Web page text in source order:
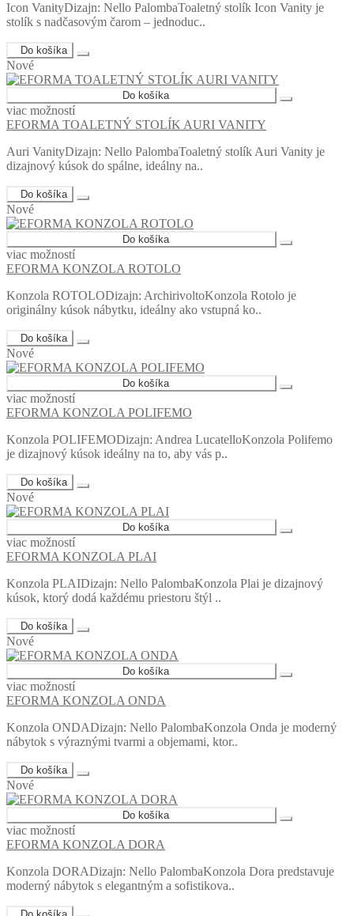
Icon VanityDizajn: Nello PalombaToaletný stolík Icon Vanity je
stolík s nadčasovým čarom – jednoduc..
Do košíka
Nové
Do košíka
viac možností
EFORMA TOALETNÝ STOLÍK AURI VANITY
Auri VanityDizajn: Nello PalombaToaletný stolík Auri Vanity je
dizajnový kúsok do spálne, ideálny na..
Do košíka
Nové
Do košíka
viac možností
EFORMA KONZOLA ROTOLO
Konzola ROTOLODizajn: ArchirivoltoKonzola Rotolo je
originálny kúsok nábytku, ideálny ako vstupná ko..
Do košíka
Nové
Do košíka
viac možností
EFORMA KONZOLA POLIFEMO
Konzola POLIFEMODizajn: Andrea LucatelloKonzola Polifemo
je dizajnový kúsok ideálny na to, aby vás p..
Do košíka
Nové
Do košíka
viac možností
EFORMA KONZOLA PLAI
Konzola PLAIDizajn: Nello PalombaKonzola Plai je dizajnový
kúsok, ktorý dodá každému priestoru štýl ..
Do košíka
Nové
Do košíka
viac možností
EFORMA KONZOLA ONDA
Konzola ONDADizajn: Nello PalombaKonzola Onda je moderný
nábytok s výraznými tvarmi a objemami, ktor..
Do košíka
Nové
Do košíka
viac možností
EFORMA KONZOLA DORA
Konzola DORADizajn: Nello PalombaKonzola Dora predstavuje
moderný nábytok s elegantným a sofistikova..